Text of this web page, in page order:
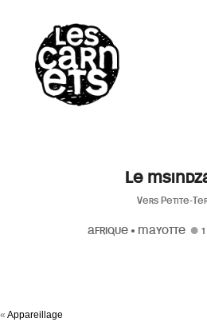
Le
Vers Petite-
AFRIQUE • MAYOTTE
« Appareillage